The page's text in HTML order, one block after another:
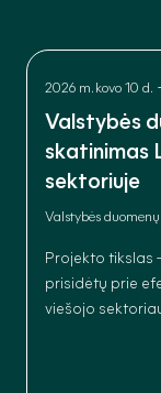
2026 m. kovo 10 d. -
Valstybės
skatinimas
sektoriuje
Valstybės
Projekto tikslas
prisidėtų prie
viešojo